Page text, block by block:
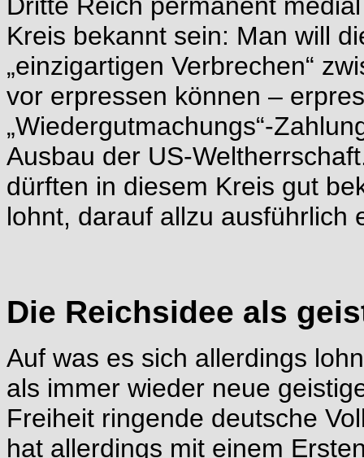
Kreis bekannt sein: Man will
„einzigartigen Verbrechen“
vor erpressen können –
„Wiedergutmachungs“-
Ausbau der US-
dürften in diesem Kreis gut
lohnt, darauf allzu ausführlich
Die Reichsidee als
Auf was es sich allerdings
als immer wieder neue
Freiheit ringende deutsche
hat allerdings mit einem